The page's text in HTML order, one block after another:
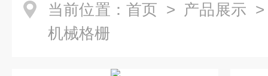
当前位置： 首页 > 产品展示
机械格栅